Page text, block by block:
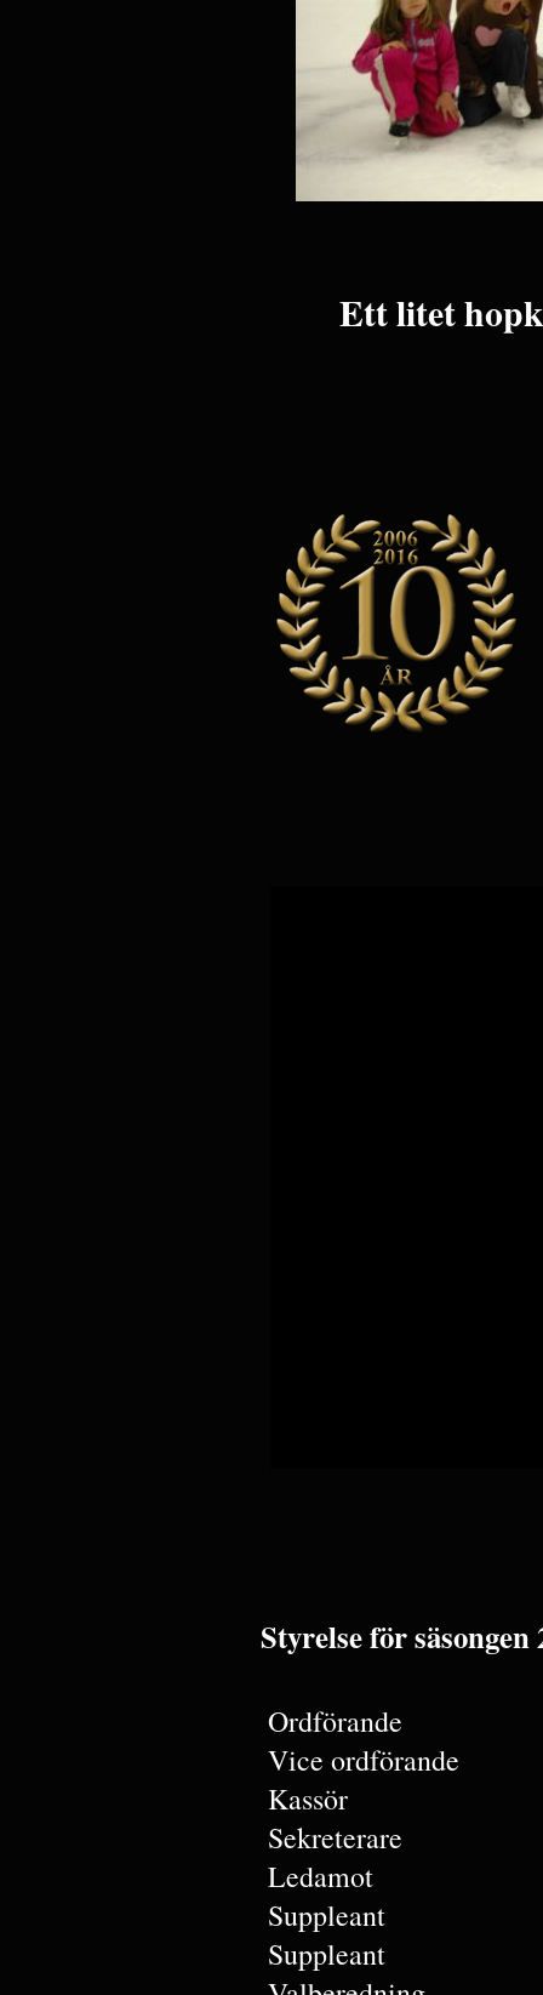
Ett litet
Styrelse för säsongen
Ordförande
Vice ordförande
Kassör
Sekreterare
Ledamot
Suppleant
Suppleant